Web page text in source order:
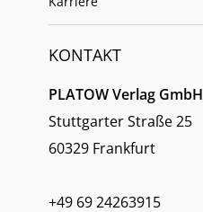
KONTAKT
PLATOW Verlag GmbH
Stuttgarter Straße 25
60329 Frankfurt
+49 69 24263915